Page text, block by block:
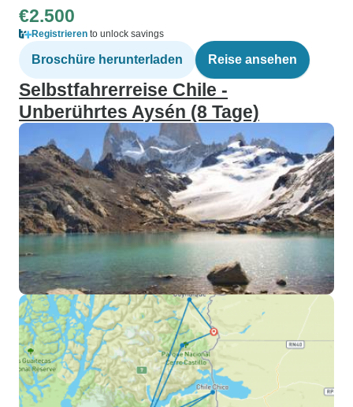
€2.500
Registrieren to unlock savings
Broschüre herunterladen Reise ansehen
Selbstfahrerreise Chile -
Unberührtes Aysén (8 Tage)